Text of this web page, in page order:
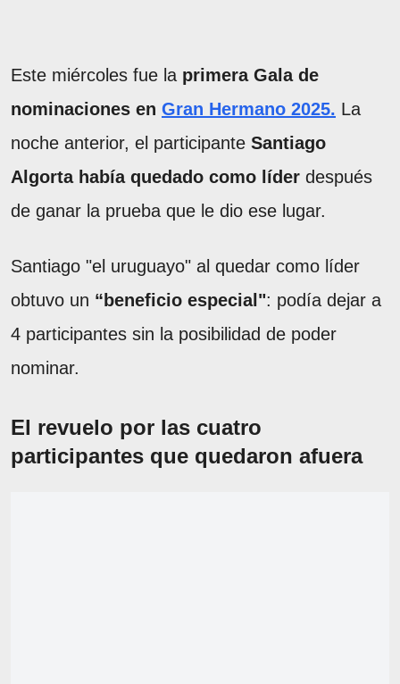
Este miércoles fue la primera Gala de
nominaciones en Gran Hermano 2025. La
noche anterior, el participante Santiago
Algorta había quedado como líder después
de ganar la prueba que le dio ese lugar.
Santiago "el uruguayo" al quedar como líder
obtuvo un “beneficio especial": podía dejar a
4 participantes sin la posibilidad de poder
nominar.
El revuelo por las cuatro
participantes que quedaron afuera